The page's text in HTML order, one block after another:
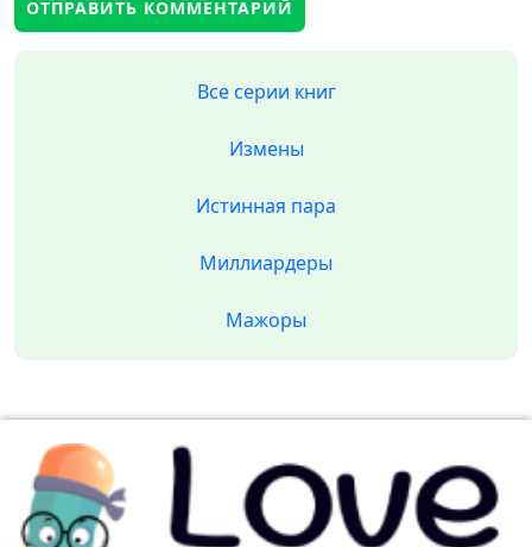
Все серии книг
Измены
Истинная пара
Миллиардеры
Мажоры